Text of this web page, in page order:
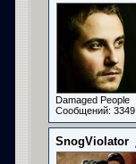
Damaged People
Сообщений: 3349
SnogViolator